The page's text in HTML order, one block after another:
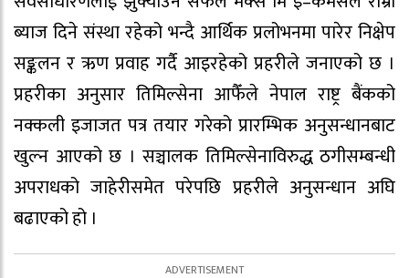
ब्याज दिने संस्था रहेको भन्दै आर्थिक प्रलोभनमा पारेर निक्षेप
सङ्कलन र ऋण प्रवाह गर्दै आइरहेको प्रहरीले जनाएको छ ।
प्रहरीका अनुसार तिमिल्सेना आफैँले नेपाल राष्ट्र बैंकको
नक्कली इजाजत पत्र तयार गरेको प्रारम्भिक अनुसन्धानबाट
खुल्न आएको छ । सञ्चालक तिमिल्सेनाविरुद्ध ठगीसम्बन्धी
अपराधको जाहेरीसमेत परेपछि प्रहरीले अनुसन्धान अघि
बढाएको हो ।